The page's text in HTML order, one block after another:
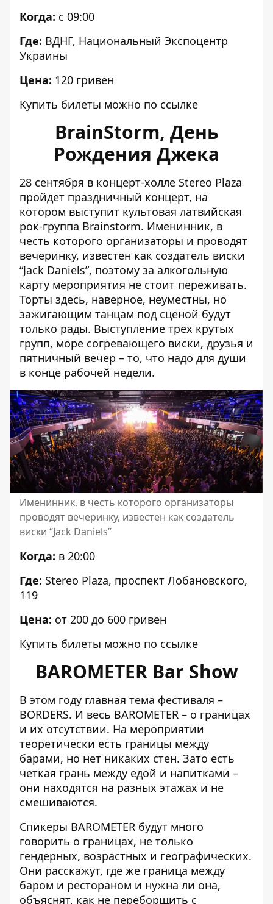
Когда: с 09:00
Где: ВДНГ, Национальный Экспоцентр
Украины
Цена: 120 гривен
Купить билеты можно по ссылке
BrainStorm, День
Рождения Джека
28 сентября в концерт-холле Stereo Plaza
пройдет праздничный концерт, на
котором выступит культовая латвийская
рок-группа Brainstorm. Именинник, в
честь которого организаторы и проводят
вечеринку, известен как создатель виски
“Jack Daniels”, поэтому за алкогольную
карту мероприятия не стоит переживать.
Торты здесь, наверное, неуместны, но
зажигающим танцам под сценой будут
только рады. Выступление трех крутых
групп, море согревающего виски, друзья и
пятничный вечер – то, что надо для души
в конце рабочей недели.
Именинник, в честь которого организаторы
проводят вечеринку, известен как создатель
виски “Jack Daniels”
Когда: в 20:00
Где: Stereo Plaza, проспект Лобановского,
119
Цена: от 200 до 600 гривен
Купить билеты можно по ссылке
BAROMETER Bar Show
В этом году главная тема фестиваля –
BORDERS. И весь BAROMETER – о границах
и их отсутствии. На мероприятии
теоретически есть границы между
барами, но нет никаких стен. Зато есть
четкая грань между едой и напитками –
они находятся на разных этажах и не
смешиваются.
Спикеры BAROMETER будут много
говорить о границах, не только
гендерных, возрастных и географических.
Они расскажут, где же граница между
баром и рестораном и нужна ли она,
объяснят, как не переборщить с